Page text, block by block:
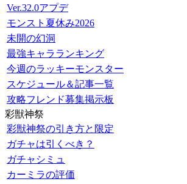
Ver.32.0アプデ
モンスト夏休み2026
未開の幻洞
最強キャラランキング
今週のラッキーモンスター
スケジュール＆記事一覧
攻略フレンド募集掲示板
彩獣神祭
彩獣神祭の引き方と限定
ガチャは引くべき？
ガチャシミュ
カーミラの評価